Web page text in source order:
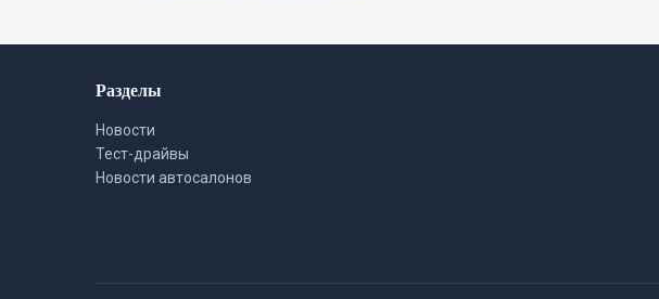
Разделы
Новости
Тест-драйвы
Новости автосалонов